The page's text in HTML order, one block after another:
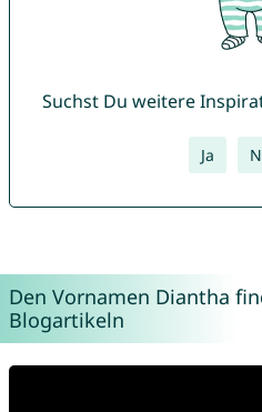
Suchst Du weitere
Ja
Den Vornamen Diantha
Blogartikeln